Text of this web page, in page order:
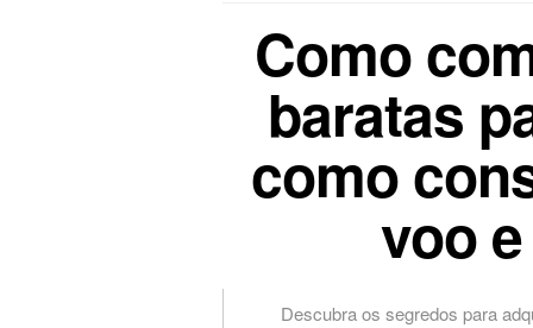
Como
baratas
como
voo
Descubra os segredos para